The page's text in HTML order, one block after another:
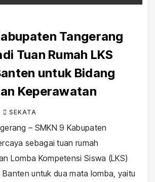
Tangerang
Tuan Rumah LKS
untuk Bidang
Keperawatan
SEKATA
– SMKN 9 Kabupaten
sebagai tuan rumah
Lomba Kompetensi Siswa (LKS)
untuk dua mata lomba, yaitu